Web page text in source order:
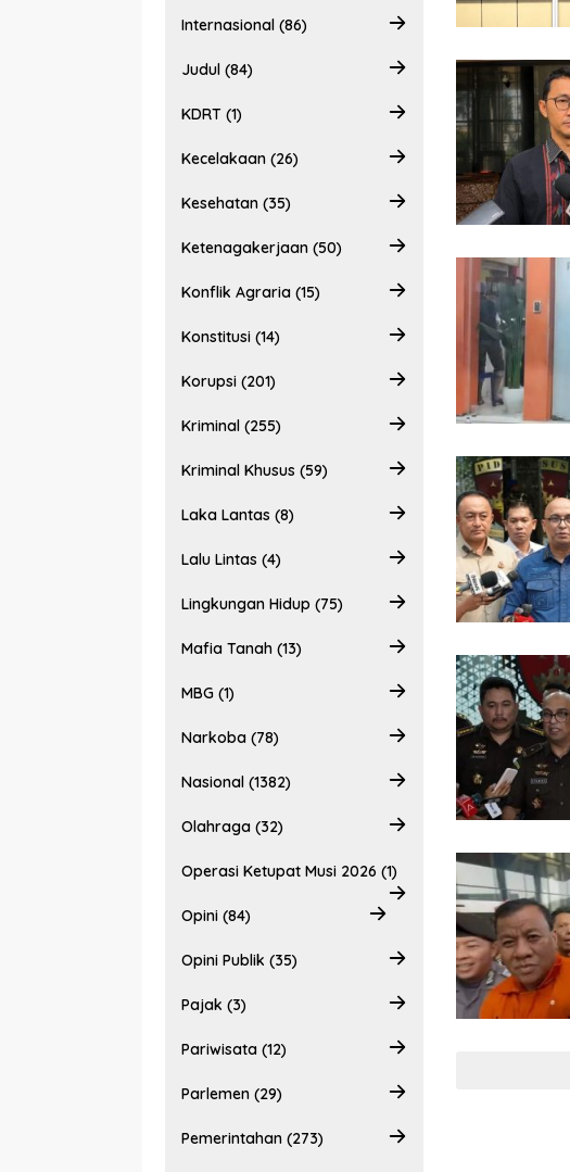
Internasional (86)
Judul (84)
KDRT (1)
Kecelakaan (26)
Kesehatan (35)
Ketenagakerjaan (50)
Konflik Agraria (15)
Konstitusi (14)
Korupsi (201)
Kriminal (255)
Kriminal Khusus (59)
Laka Lantas (8)
Lalu Lintas (4)
Lingkungan Hidup (75)
Mafia Tanah (13)
MBG (1)
Narkoba (78)
Nasional (1382)
Olahraga (32)
Operasi Ketupat Musi 2026 (1)
Opini (84)
Opini Publik (35)
Pajak (3)
Pariwisata (12)
Parlemen (29)
Pemerintahan (273)